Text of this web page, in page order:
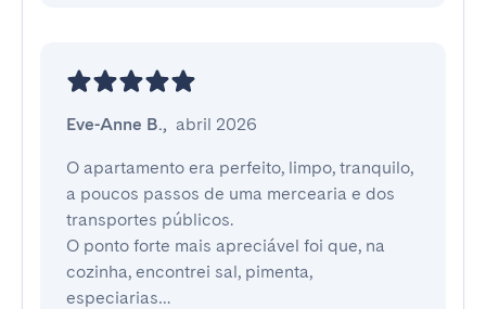
Eve-Anne B., abril 2026
O apartamento era perfeito, limpo, tranquilo,
a poucos passos de uma mercearia e dos
transportes públicos.
O ponto forte mais apreciável foi que, na
cozinha, encontrei sal, pimenta,
especiarias…